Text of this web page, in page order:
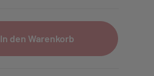
In den Warenkorb